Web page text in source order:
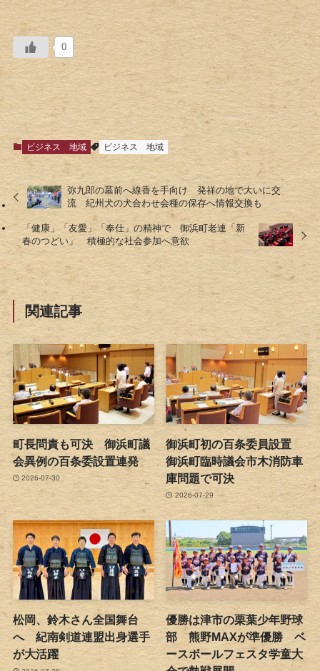
0
ビジネス 地域 ビジネス 地域
弥九郎の墓前へ線香を手向け 発祥の地で大いに交
流 紀州犬の犬合わせ会種の保存へ情報交換も
「健康」「友愛」「奉仕」の精神で 御浜町老連「新
春のつどい」 積極的な社会参加へ意欲
関連記事
町長問責も可決 御浜町議
会異例の百条委設置連発
2026-07-30
御浜町初の百条委員設置
御浜町臨時議会市木消防車
庫問題で可決
2026-07-29
松岡、鈴木さん全国舞台
へ 紀南剣道連盟出身選手
が大活躍
優勝は津市の栗葉少年野球
部 熊野MAXが準優勝 ベ
ースボールフェスタ学童大